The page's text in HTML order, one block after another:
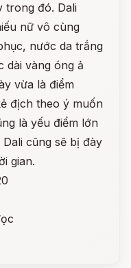
trong đó. Dali
nữ vô cùng
nước da trắng
dài vàng óng ả
vừa là điểm
địch theo ý muốn
là yếu điểm lớn
cũng sẽ bị đày
gian.